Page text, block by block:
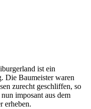
ist ein
Die Baumeister waren
zurecht geschliffen, so
imposant aus dem
erheben.